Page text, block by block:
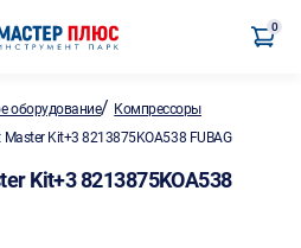
0
оборудование/ Компрессоры
Kit+3 8213875KOA538 FUBAG
Kit+3 8213875KOA538